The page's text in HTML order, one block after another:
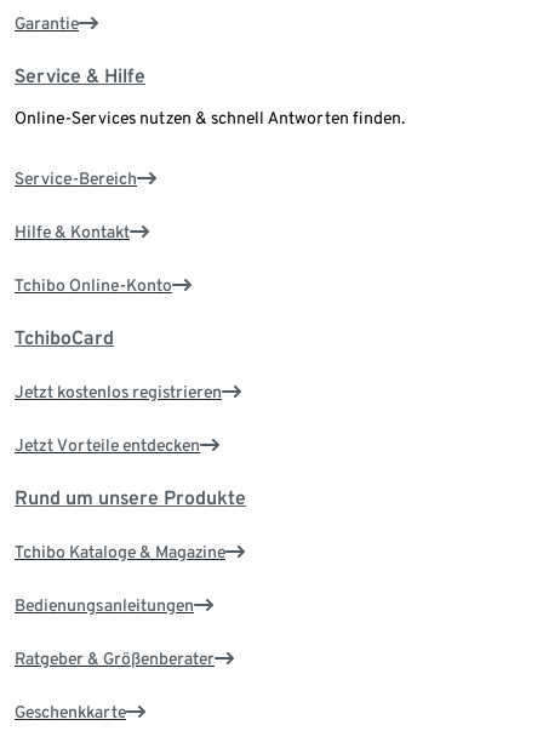
Garantie
Service & Hilfe
Online-Services nutzen & schnell Antworten finden.
Service-Bereich
Hilfe & Kontakt
Tchibo Online-Konto
TchiboCard
Jetzt kostenlos registrieren
Jetzt Vorteile entdecken
Rund um unsere Produkte
Tchibo Kataloge & Magazine
Bedienungsanleitungen
Ratgeber & Größenberater
Geschenkkarte